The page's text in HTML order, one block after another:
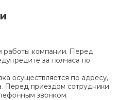
работы компании. Перед
за полчаса по
осуществляется по адресу,
Перед приездом сотрудники
звонком.